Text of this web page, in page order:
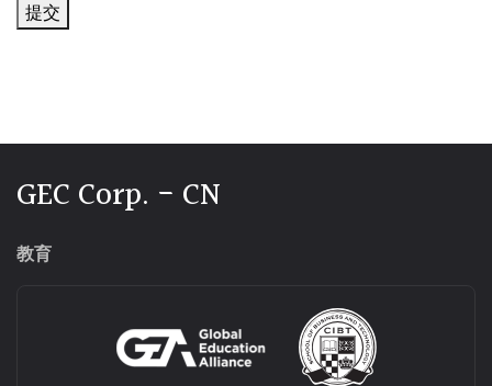
提交
GEC Corp. - CN
教育